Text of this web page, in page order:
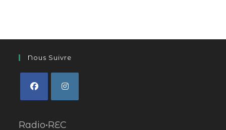
Nous Suivre
Radio•REC